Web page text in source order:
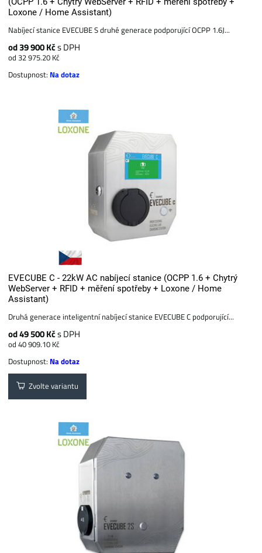
Loxone / Home Assistant)
Nabíjecí stanice EVECUBE S druhé generace podporující OCPP 1.6J...
od 39 900 Kčs DPH
od 32 975.20 Kč
Dostupnost: Na dotaz
EVECUBE C - 22kW AC nabíjecí stanice (OCPP 1.6 + Chytrý
WebServer + RFID + měření spotřeby + Loxone / Home
Assistant)
Druhá generace inteligentní nabíjecí stanice EVECUBE C podporující...
od 49 500 Kčs DPH
od 40 909.10 Kč
Dostupnost: Na dotaz
Zvolte variantu